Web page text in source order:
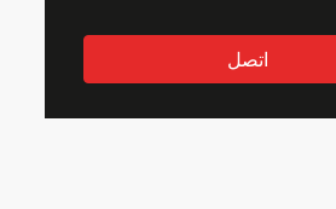
اتصل